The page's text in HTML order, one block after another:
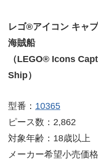
レゴ®アイコン キャ
海賊船
（LEGO® Icons
Ship）
型番： 10365
ピース数：2,862
対象年齢：18歳以上
メーカー希望小売価